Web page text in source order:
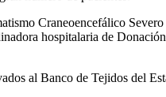
Craneoencefálico
hospitalaria de
al Banco de Tejidos del